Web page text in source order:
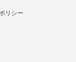
リシー